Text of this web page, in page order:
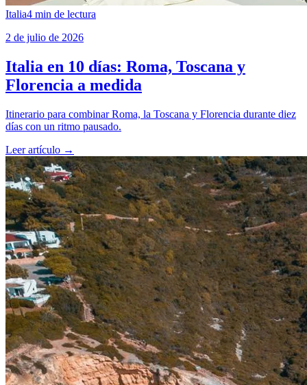
Italia4 min de lectura
2 de julio de 2026
Italia en 10 días: Roma, Toscana y
Florencia a medida
Itinerario para combinar Roma, la Toscana y Florencia durante diez
días con un ritmo pausado.
Leer artículo →